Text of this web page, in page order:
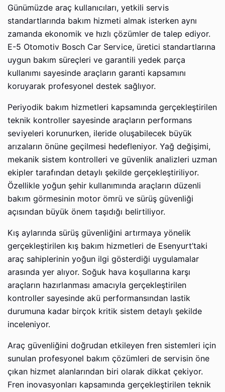
Günümüzde araç kullanıcıları, yetkili servis
standartlarında bakım hizmeti almak isterken aynı
zamanda ekonomik ve hızlı çözümler de talep ediyor.
E-5 Otomotiv Bosch Car Service, üretici standartlarına
uygun bakım süreçleri ve garantili yedek parça
kullanımı sayesinde araçların garanti kapsamını
koruyarak profesyonel destek sağlıyor.
Periyodik bakım hizmetleri kapsamında gerçekleştirilen
teknik kontroller sayesinde araçların performans
seviyeleri korunurken, ileride oluşabilecek büyük
arızaların önüne geçilmesi hedefleniyor. Yağ değişimi,
mekanik sistem kontrolleri ve güvenlik analizleri uzman
ekipler tarafından detaylı şekilde gerçekleştiriliyor.
Özellikle yoğun şehir kullanımında araçların düzenli
bakım görmesinin motor ömrü ve sürüş güvenliği
açısından büyük önem taşıdığı belirtiliyor.
Kış aylarında sürüş güvenliğini artırmaya yönelik
gerçekleştirilen kış bakım hizmetleri de Esenyurt’taki
araç sahiplerinin yoğun ilgi gösterdiği uygulamalar
arasında yer alıyor. Soğuk hava koşullarına karşı
araçların hazırlanması amacıyla gerçekleştirilen
kontroller sayesinde akü performansından lastik
durumuna kadar birçok kritik sistem detaylı şekilde
inceleniyor.
Araç güvenliğini doğrudan etkileyen fren sistemleri için
sunulan profesyonel bakım çözümleri de servisin öne
çıkan hizmet alanlarından biri olarak dikkat çekiyor.
Fren inovasyonları kapsamında gerçekleştirilen teknik